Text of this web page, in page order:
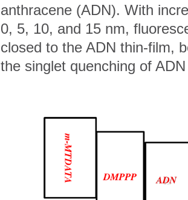
anthracene (ADN). With
0, 5, 10, and 15 nm,
closed to the ADN thin-film,
the singlet quenching of